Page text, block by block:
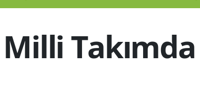
14.598,00
%0
BITCOIN
Takımda